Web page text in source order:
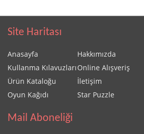
Site Haritası
Anasayfa Hakkımızda
Kullanma KılavuzlarıOnline Alışveriş
Ürün Kataloğu
İletişim
Oyun Kağıdı
Star Puzzle
Mail Aboneliği